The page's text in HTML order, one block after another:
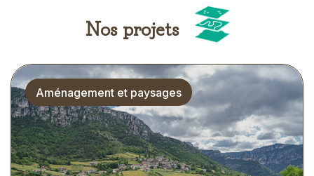
Nos projets Title
Picto
home_projects_view
Thématique
Aménagement et paysages